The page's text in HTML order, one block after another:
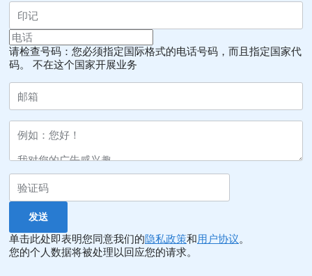
请检查号码：您必须指定国际格式的电话号码，而且指定国家代
码。
不在这个国家开展业务
单击此处即表明您同意我们的隐私政策和用户协议。
您的个人数据将被处理以回应您的请求。